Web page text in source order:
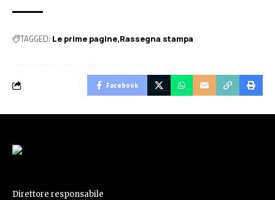
TAGGED: Le prime pagine Rassegna stampa
Facebook
Direttore responsabile